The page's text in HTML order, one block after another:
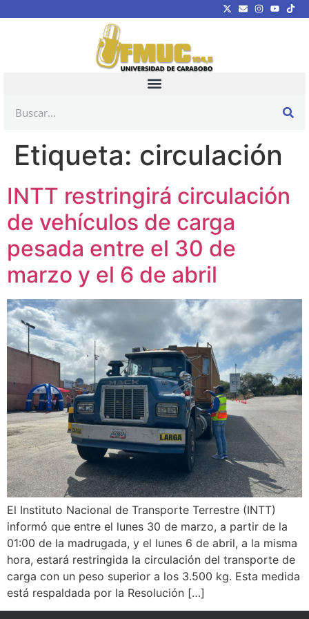
Etiqueta: circulación
INTT restringirá circulación
de vehículos de carga
pesada entre el 30 de
marzo y el 6 de abril
El Instituto Nacional de Transporte Terrestre (INTT)
informó que entre el lunes 30 de marzo, a partir de la
01:00 de la madrugada, y el lunes 6 de abril, a la misma
hora, estará restringida la circulación del transporte de
carga con un peso superior a los 3.500 kg. Esta medida
está respaldada por la Resolución […]